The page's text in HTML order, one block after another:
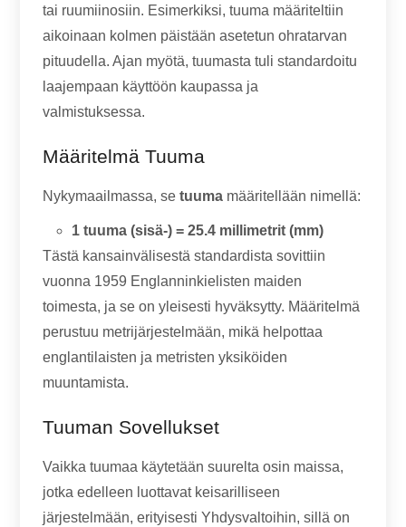
tai ruumiinosiin. Esimerkiksi, tuuma määriteltiin
aikoinaan kolmen päistään asetetun ohratarvan
pituudella. Ajan myötä, tuumasta tuli standardoitu
laajempaan käyttöön kaupassa ja
valmistuksessa.
Määritelmä Tuuma
Nykymaailmassa, setuuma määritellään nimellä:
1 tuuma (sisä-) = 25.4 millimetrit (mm)
Tästä kansainvälisestä standardista sovittiin
vuonna 1959 Englanninkielisten maiden
toimesta, ja se on yleisesti hyväksytty. Määritelmä
perustuu metrijärjestelmään, mikä helpottaa
englantilaisten ja metristen yksiköiden
muuntamista.
Tuuman Sovellukset
Vaikka tuumaa käytetään suurelta osin maissa,
jotka edelleen luottavat keisarilliseen
järjestelmään, erityisesti Yhdysvaltoihin, sillä on